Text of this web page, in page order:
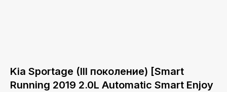
Kia Sportage (III поколение) [Smart
Running 2019 2.0L Automatic Smart Enjoy